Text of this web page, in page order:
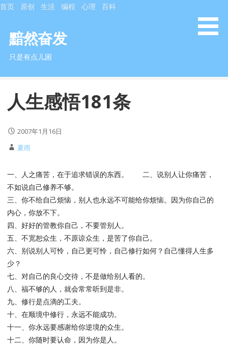
S
首页 原创 生活 编程 心理 百科
黯然奋发
只是有点儿困
人生感悟181条
2007年1月16日
夏雨
一、人之痛苦，在于追求错误的东西。 二、说别人让你痛苦，
不如说自己修养不够。
三、你不给自己烦恼，别人也永远不可能给你烦恼。因为你自己的
内心，你放不下。
四、好好的管教你自己，不要管别人。
五、不宽恕众生，不原谅众生，是苦了你自己。
六、别说别人可怜，自己更可怜，自己修行如何？自己懂得人生多
少？
七、对自己的良心交待，不是做给别人看的。
八、福不够的人，就会常常听到是非。
九、修行是点滴的工夫。
十、在顺境中修行，永远不能成功。
十一、你永远要感谢给你逆境的众生。
十二、你随时要认命，因为你是人。